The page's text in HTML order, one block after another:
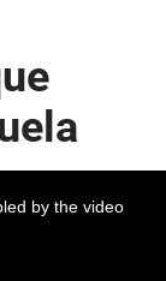
by the video